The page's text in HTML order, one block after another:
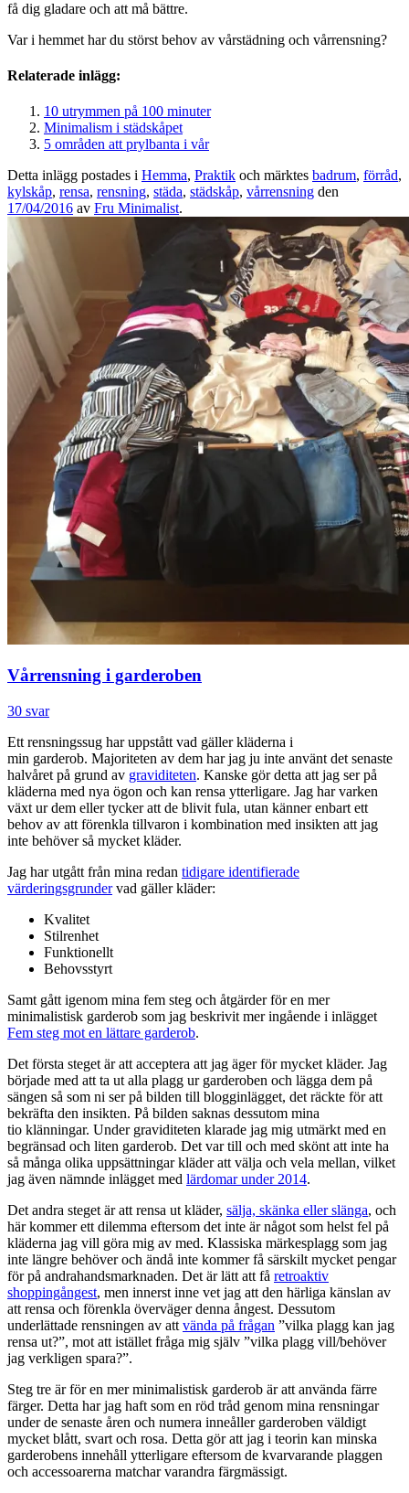
få dig gladare och att må bättre.
Var i hemmet har du störst behov av vårstädning och vårrensning?
Relaterade inlägg:
10 utrymmen på 100 minuter
Minimalism i städskåpet
5 områden att prylbanta i vår
Detta inlägg postades i Hemma, Praktik och märktes badrum, förråd,
kylskåp, rensa, rensning, städa, städskåp, vårrensning den
17/04/2016 av Fru Minimalist.
Vårrensning i garderoben
30 svar
Ett rensningssug har uppstått vad gäller kläderna i
min garderob. Majoriteten av dem har jag ju inte använt det senaste
halvåret på grund av graviditeten. Kanske gör detta att jag ser på
kläderna med nya ögon och kan rensa ytterligare. Jag har varken
växt ur dem eller tycker att de blivit fula, utan känner enbart ett
behov av att förenkla tillvaron i kombination med insikten att jag
inte behöver så mycket kläder.
Jag har utgått från mina redan tidigare identifierade
värderingsgrundervad gäller kläder:
Kvalitet
Stilrenhet
Funktionellt
Behovsstyrt
Samt gått igenom mina fem steg och åtgärder för en mer
minimalistisk garderob som jag beskrivit mer ingående i inlägget
Fem steg mot en lättare garderob.
Det första steget är att acceptera att jag äger för mycket kläder. Jag
började med att ta ut alla plagg ur garderoben och lägga dem på
sängen så som ni ser på bilden till blogginlägget, det räckte för att
bekräfta den insikten. På bilden saknas dessutom mina
tio klänningar. Under graviditeten klarade jag mig utmärkt med en
begränsad och liten garderob. Det var till och med skönt att inte ha
så många olika uppsättningar kläder att välja och vela mellan, vilket
jag även nämnde inlägget med lärdomar under 2014.
Det andra steget är att rensa ut kläder, sälja, skänka eller slänga, och
här kommer ett dilemma eftersom det inte är något som helst fel på
kläderna jag vill göra mig av med. Klassiska märkesplagg som jag
inte längre behöver och ändå inte kommer få särskilt mycket pengar
för på andrahandsmarknaden. Det är lätt att få retroaktiv
shoppingångest, men innerst inne vet jag att den härliga känslan av
att rensa och förenkla överväger denna ångest. Dessutom
underlättade rensningen av att vända på frågan ”vilka plagg kan jag
rensa ut?”, mot att istället fråga mig själv ”vilka plagg vill/behöver
jag verkligen spara?”.
Steg tre är för en mer minimalistisk garderob är att använda färre
färger. Detta har jag haft som en röd tråd genom mina rensningar
under de senaste åren och numera inneåller garderoben väldigt
mycket blått, svart och rosa. Detta gör att jag i teorin kan minska
garderobens innehåll ytterligare eftersom de kvarvarande plaggen
och accessoarerna matchar varandra färgmässigt.